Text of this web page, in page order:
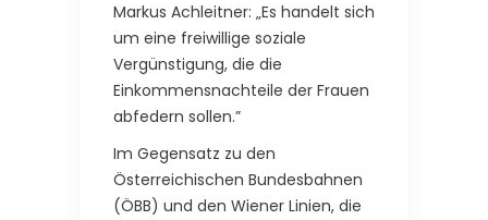
Markus Achleitner: „Es handelt sich
um eine freiwillige soziale
Vergünstigung, die die
Einkommensnachteile der Frauen
abfedern sollen.”
Im Gegensatz zu den
Österreichischen Bundesbahnen
(ÖBB) und den Wiener Linien, die